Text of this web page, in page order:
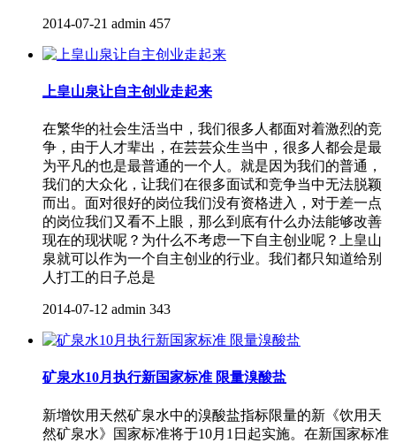
2014-07-21 admin 457
上皇山泉让自主创业走起来
在繁华的社会生活当中，我们很多人都面对着激烈的竞
争，由于人才辈出，在芸芸众生当中，很多人都会是最
为平凡的也是最普通的一个人。就是因为我们的普通，
我们的大众化，让我们在很多面试和竞争当中无法脱颖
而出。面对很好的岗位我们没有资格进入，对于差一点
的岗位我们又看不上眼，那么到底有什么办法能够改善
现在的现状呢？为什么不考虑一下自主创业呢？上皇山
泉就可以作为一个自主创业的行业。我们都只知道给别
人打工的日子总是
2014-07-12 admin 343
矿泉水10月执行新国家标准 限量溴酸盐
新增饮用天然矿泉水中的溴酸盐指标限量的新《饮用天
然矿泉水》国家标准将于10月1日起实施。在新国家标准